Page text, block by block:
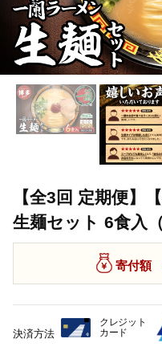
【全3回 定期便】
生麺セット 6食入
寄付額
決済方法
クレジット
カード